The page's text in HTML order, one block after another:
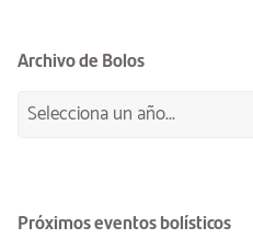
Archivo de Bolos
Próximos eventos bolísticos